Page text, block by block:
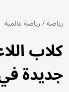
رياضة/رياضة عالمية
كلاب
جديدة